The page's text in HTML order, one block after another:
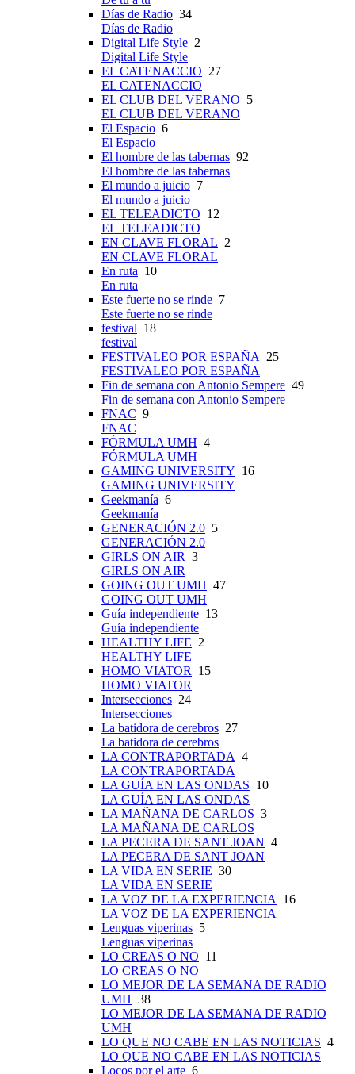
Días de Radio 34
Días de Radio
Digital Life Style 2
Digital Life Style
EL CATENACCIO 27
EL CATENACCIO
EL CLUB DEL VERANO 5
EL CLUB DEL VERANO
El Espacio 6
El Espacio
El hombre de las tabernas 92
El hombre de las tabernas
El mundo a juicio 7
El mundo a juicio
EL TELEADICTO 12
EL TELEADICTO
EN CLAVE FLORAL 2
EN CLAVE FLORAL
En ruta 10
En ruta
Este fuerte no se rinde 7
Este fuerte no se rinde
festival 18
festival
FESTIVALEO POR ESPAÑA 25
FESTIVALEO POR ESPAÑA
Fin de semana con Antonio Sempere 49
Fin de semana con Antonio Sempere
FNAC 9
FNAC
FÓRMULA UMH 4
FÓRMULA UMH
GAMING UNIVERSITY 16
GAMING UNIVERSITY
Geekmanía 6
Geekmanía
GENERACIÓN 2.0 5
GENERACIÓN 2.0
GIRLS ON AIR 3
GIRLS ON AIR
GOING OUT UMH 47
GOING OUT UMH
Guía independiente 13
Guía independiente
HEALTHY LIFE 2
HEALTHY LIFE
HOMO VIATOR 15
HOMO VIATOR
Intersecciones 24
Intersecciones
La batidora de cerebros 27
La batidora de cerebros
LA CONTRAPORTADA 4
LA CONTRAPORTADA
LA GUÍA EN LAS ONDAS 10
LA GUÍA EN LAS ONDAS
LA MAÑANA DE CARLOS 3
LA MAÑANA DE CARLOS
LA PECERA DE SANT JOAN 4
LA PECERA DE SANT JOAN
LA VIDA EN SERIE 30
LA VIDA EN SERIE
LA VOZ DE LA EXPERIENCIA 16
LA VOZ DE LA EXPERIENCIA
Lenguas viperinas 5
Lenguas viperinas
LO CREAS O NO 11
LO CREAS O NO
LO MEJOR DE LA SEMANA DE RADIO
UMH 38
LO MEJOR DE LA SEMANA DE RADIO
UMH
LO QUE NO CABE EN LAS NOTICIAS 4
LO QUE NO CABE EN LAS NOTICIAS
Locos por el arte 6